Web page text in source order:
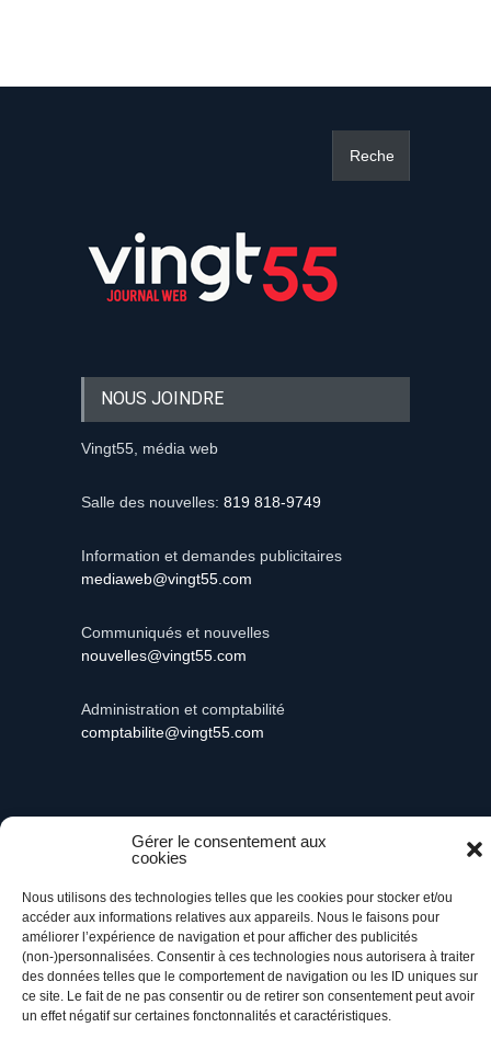
Gérer le consentement aux
cookies
Nous utilisons des technologies telles que les cookies pour stocker et/ou
accéder aux informations relatives aux appareils. Nous le faisons pour
améliorer l’expérience de navigation et pour afficher des publicités
(non-)personnalisées. Consentir à ces technologies nous autorisera à traiter
des données telles que le comportement de navigation ou les ID uniques sur
ce site. Le fait de ne pas consentir ou de retirer son consentement peut avoir
un effet négatif sur certaines fonctonnalités et caractéristiques.
NOUS JOINDRE
Vingt55, média web
Salle des nouvelles: 819 818-9749
Information et demandes publicitaires
mediaweb@vingt55.com
Communiqués et nouvelles
nouvelles@vingt55.com
Administration et comptabilité
comptabilite@vingt55.com
Vingt55©Propulsé par Versom VR- Tous droits
réservés.
Retour à l’accueil